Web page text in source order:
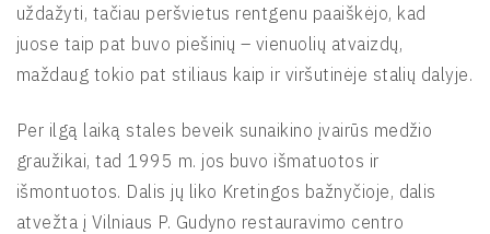
uždažyti, tačiau peršvietus rentgenu paaiškėjo, kad
juose taip pat buvo piešinių – vienuolių atvaizdų,
maždaug tokio pat stiliaus kaip ir viršutinėje stalių dalyje.
Per ilgą laiką stales beveik sunaikino įvairūs medžio
graužikai, tad 1995 m. jos buvo išmatuotos ir
išmontuotos. Dalis jų liko Kretingos bažnyčioje, dalis
atvežta į Vilniaus P. Gudyno restauravimo centro